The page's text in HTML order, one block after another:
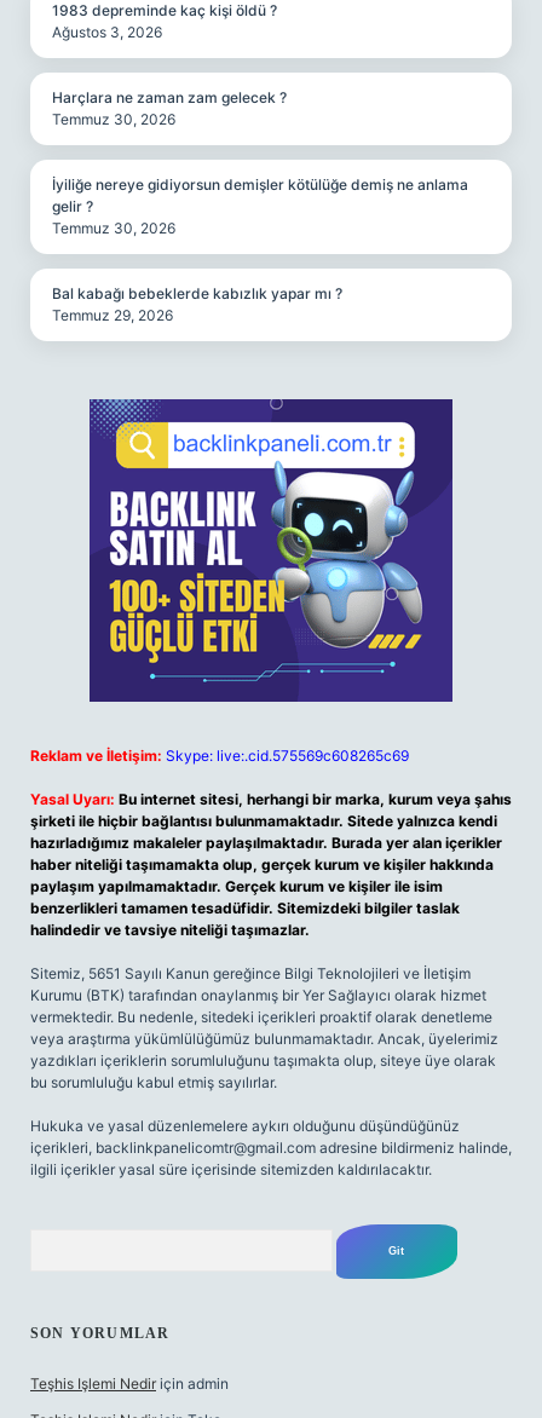
1983 depreminde kaç kişi öldü ?
Ağustos 3, 2026
Harçlara ne zaman zam gelecek ?
Temmuz 30, 2026
İyiliğe nereye gidiyorsun demişler kötülüğe demiş ne anlama
gelir ?
Temmuz 30, 2026
Bal kabağı bebeklerde kabızlık yapar mı ?
Temmuz 29, 2026
Reklam ve İletişim: Skype: live:.cid.575569c608265c69
Yasal Uyarı: Bu internet sitesi, herhangi bir marka, kurum veya şahıs
şirketi ile hiçbir bağlantısı bulunmamaktadır. Sitede yalnızca kendi
hazırladığımız makaleler paylaşılmaktadır. Burada yer alan içerikler
haber niteliği taşımamakta olup, gerçek kurum ve kişiler hakkında
paylaşım yapılmamaktadır. Gerçek kurum ve kişiler ile isim
benzerlikleri tamamen tesadüfidir. Sitemizdeki bilgiler taslak
halindedir ve tavsiye niteliği taşımazlar.
Sitemiz, 5651 Sayılı Kanun gereğince Bilgi Teknolojileri ve İletişim
Kurumu (BTK) tarafından onaylanmış bir Yer Sağlayıcı olarak hizmet
vermektedir. Bu nedenle, sitedeki içerikleri proaktif olarak denetleme
veya araştırma yükümlülüğümüz bulunmamaktadır. Ancak, üyelerimiz
yazdıkları içeriklerin sorumluluğunu taşımakta olup, siteye üye olarak
bu sorumluluğu kabul etmiş sayılırlar.
Hukuka ve yasal düzenlemelere aykırı olduğunu düşündüğünüz
içerikleri, backlinkpanelicomtr@gmail.com adresine bildirmeniz halinde,
ilgili içerikler yasal süre içerisinde sitemizden kaldırılacaktır.
SON YORUMLAR
Teşhis Işlemi Nedir için admin